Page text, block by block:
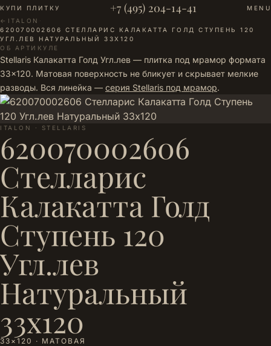
КУПИ ПЛИТКУ +7 (495) 204-14-41
MENU
← ITALON ·
620070002606 СТЕЛЛАРИС КАЛАКАТТА ГОЛД СТУПЕНЬ 120
УГЛ.ЛЕВ НАТУРАЛЬНЫЙ 33Х120
ОБ АРТИКУЛЕ
Stellaris Калакатта Голд Угл.лев — плитка под мрамор формата
33×120. Матовая поверхность не бликует и скрывает мелкие
разводы. Вся линейка — серия Stellaris под мрамор.
ITALON · STELLARIS
620070002606
Стелларис
Калакатта Голд
Ступень 120
Угл.лев
Натуральный
33х120
33×120 · МАТОВАЯ